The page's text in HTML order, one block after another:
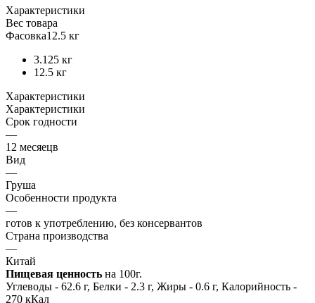
Характеристики
Вес товара
Фасовка12.5 кг
3.125 кг
12.5 кг
Характеристики
Характеристики
Срок годности
—
12 месяецв
Вид
—
Груша
Особенности продукта
—
готов к употреблению, без консервантов
Страна производства
—
Китай
Пищевая ценность на 100г.
Углеводы - 62.6 г, Белки - 2.3 г, Жиры - 0.6 г, Калорийность -
270 кКал